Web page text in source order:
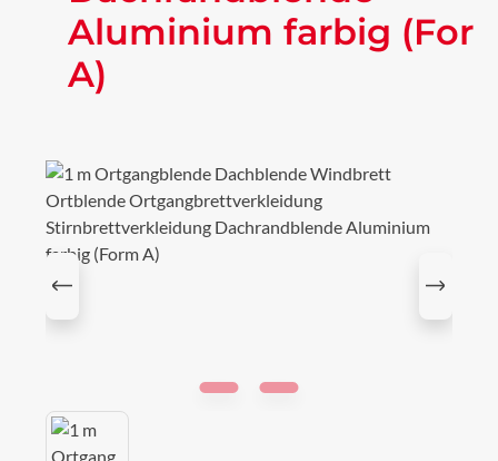
Aluminium farbig
A)
Bildergalerie überspringen